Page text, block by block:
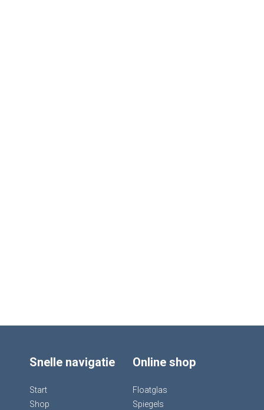
Snelle navigatie
Start
Shop
Online shop
Floatglas
Spiegels